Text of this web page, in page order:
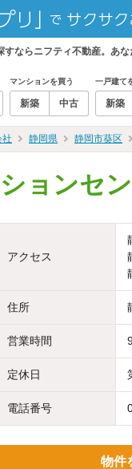
ならニフティ不動産。あな
マンションを買う
新築 中古
一戸建て
新築
社 静岡県 静岡市葵区
ョンセ
アクセス
住所
営業時間
定休日
電話番号
物件